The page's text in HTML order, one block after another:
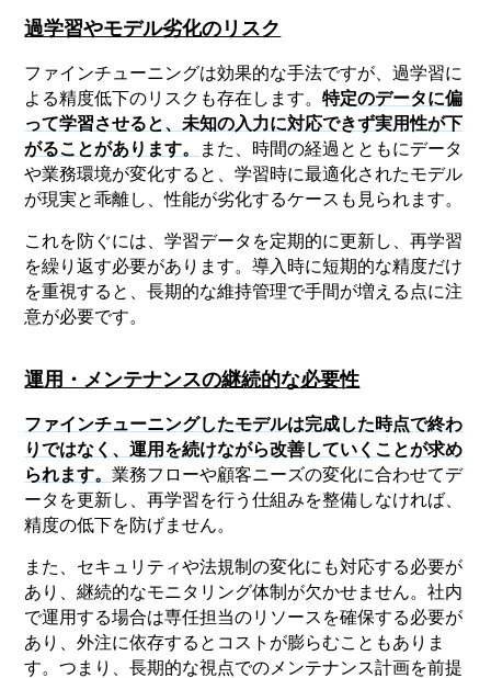
過学習やモデル劣化のリスク
ファインチューニングは効果的な手法ですが、過学習に
よる精度低下のリスクも存在します。特定のデータに偏
って学習させると、未知の入力に対応できず実用性が下
がることがあります。
また、時間の経過とともにデータ
や業務環境が変化すると、学習時に最適化されたモデル
が現実と乖離し、性能が劣化するケースも見られます。
これを防ぐには、学習データを定期的に更新し、再学習
を繰り返す必要があります。導入時に短期的な精度だけ
を重視すると、長期的な維持管理で手間が増える点に注
意が必要です。
運用・メンテナンスの継続的な必要性
ファインチューニングしたモデルは完成した時点で終わ
りではなく、運用を続けながら改善していくことが求め
られます。業務フローや顧客ニーズの変化に合わせてデ
ータを更新し、再学習を行う仕組みを整備しなければ、
精度の低下を防げません。
また、セキュリティや法規制の変化にも対応する必要が
あり、継続的なモニタリング体制が欠かせません。社内
で運用する場合は専任担当のリソースを確保する必要が
あり、外注に依存するとコストが膨らむこともありま
す。つまり、長期的な視点でのメンテナンス計画を前提